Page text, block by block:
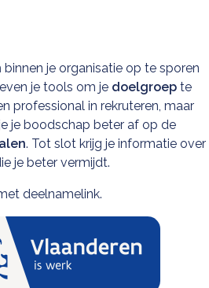
binnen je organisatie op te sporen
je tools om je doelgroep te
professional in rekruteren, maar
je boodschap beter af op de
. Tot slot krijg je informatie over
je beter vermijdt.
deelnamelink.